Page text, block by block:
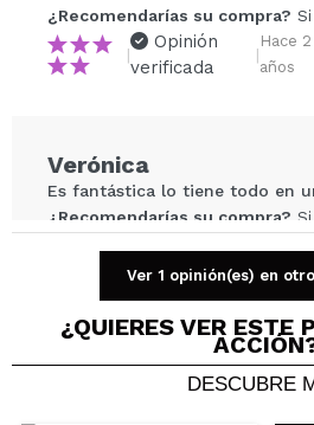
¿Recomendarías su
¿Recomendarías su compra? Si
|
Opinión
verificada
|
Hace 2
años
Verónica
Es fantástica lo tiene todo en
¿Recomendarías su compra? Si
|
verificada
|
años
Beatriz
El contorno venía repetido.
Ver 1 opinión(es) en
¿QUIERES VER ESTE
DESCUBRE